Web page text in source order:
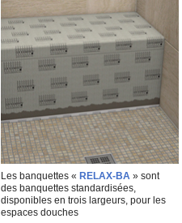
Les banquettes « RELAX-BA » sont
des banquettes standardisées,
disponibles en trois largeurs, pour les
espaces douches